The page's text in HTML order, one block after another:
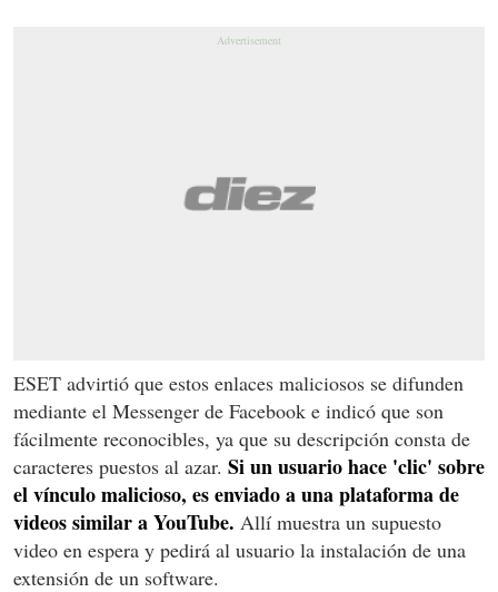
ESET advirtió que estos enlaces maliciosos se difunden
mediante el Messenger de Facebook e indicó que son
fácilmente reconocibles, ya que su descripción consta de
caracteres puestos al azar. Si un usuario hace 'clic' sobre
el vínculo malicioso, es enviado a una plataforma de
videos similar a YouTube. Allí muestra un supuesto
video en espera y pedirá al usuario la instalación de una
extensión de un software.